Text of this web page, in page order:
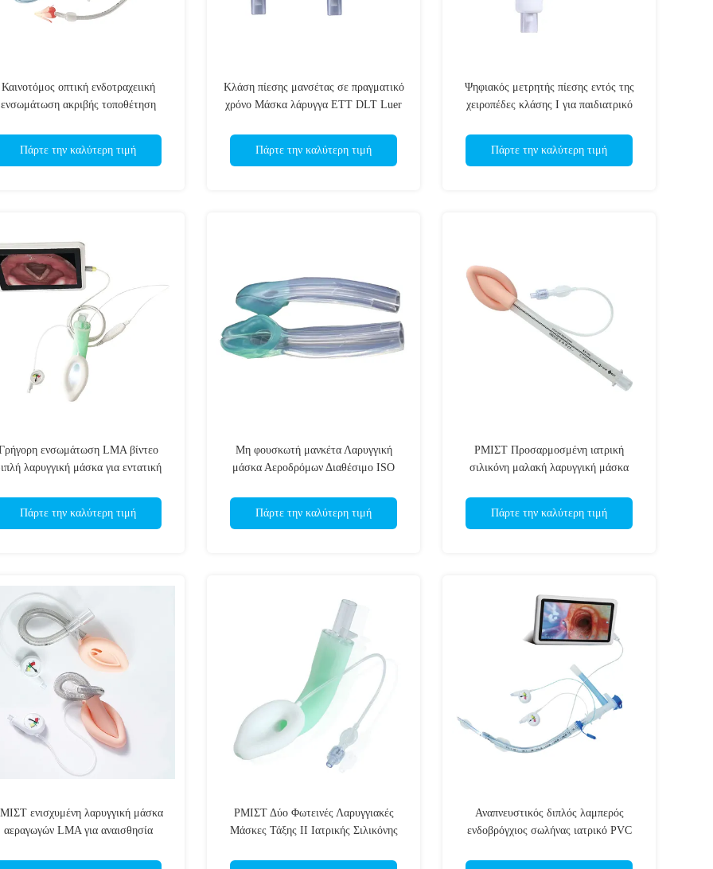
Καινοτόμος οπτική ενδοτραχειική
ενσωμάτωση ακριβής τοποθέτηση
Πάρτε την καλύτερη τιμή
Κλάση πίεσης μανσέτας σε πραγματικό
χρόνο Μάσκα λάρυγγα ETT DLT Luer
Πάρτε την καλύτερη τιμή
Ψηφιακός μετρητής πίεσης εντός της
χειροπέδες κλάσης Ι για παιδιατρικό
Πάρτε την καλύτερη τιμή
ενσωμάτωση LMA βίντεο
λαρυγγική μάσκα για εντατική
του αιθυλενίου αποστειρωμένο
Πάρτε την καλύτερη τιμή
Μη φουσκωτή μανκέτα Λαρυγγική
μάσκα Αεροδρόμων Διαθέσιμο ISO
Πάρτε την καλύτερη τιμή
ΡΜΙΣΤ Προσαρμοσμένη ιατρική
σιλικόνη μαλακή λαρυγγική μάσκα
Πάρτε την καλύτερη τιμή
ενισχυμένη λαρυγγική μάσκα
αεραγωγών LMA για αναισθησία
ΡΜΙΣΤ Δύο Φωτεινές Λαρυγγιακές
Μάσκες Τάξης ΙΙ Ιατρικής Σιλικόνης
Αναπνευστικός διπλός λαμπερός
ενδοβρόγχιος σωλήνας ιατρικό PVC